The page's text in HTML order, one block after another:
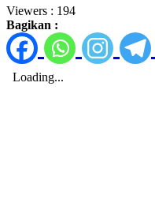
Viewers : 194
Bagikan :